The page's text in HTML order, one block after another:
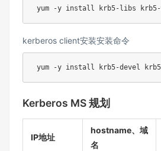
yum -y install
kerberos client安装安装命令
yum -y install
Kerberos MS 规划
IP地址
hostname、域
名